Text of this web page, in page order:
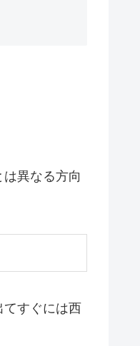
異なる方向
すぐには西